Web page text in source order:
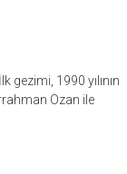
gezimi, 1990 yılının
Ozan ile